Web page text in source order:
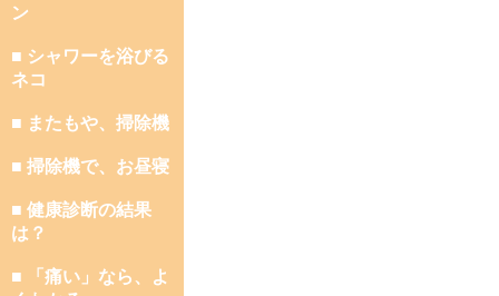
ン
■ シャワーを浴びる
ネコ
■ またもや、掃除機
■ 掃除機で、お昼寝
■ 健康診断の結果
は？
■ 「痛い」なら、よ